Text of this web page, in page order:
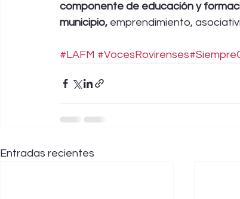
componente de educación y
municipio, emprendimiento,
#LAFM #VocesRovirenses
Entradas recientes